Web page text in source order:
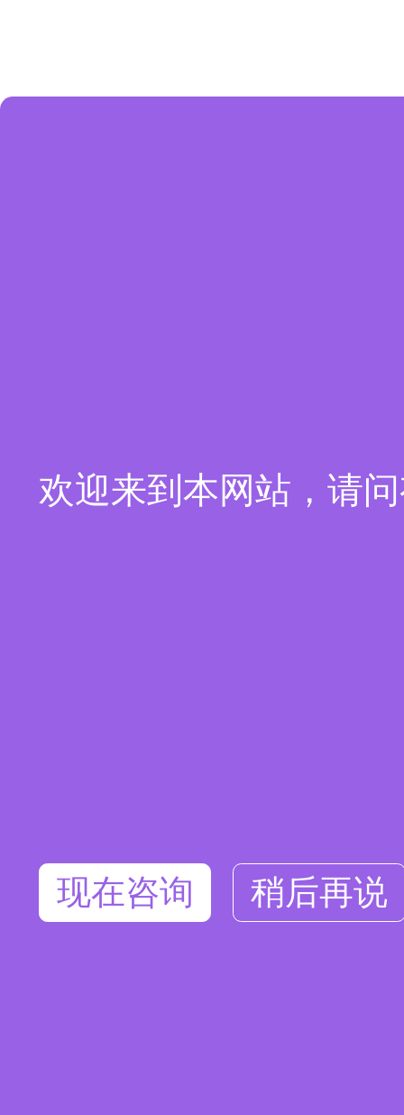
欢迎来到本网站，请
现在咨询 稍后再说